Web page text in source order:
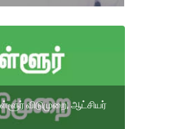
விடுமுறை; ஆட்சியர்